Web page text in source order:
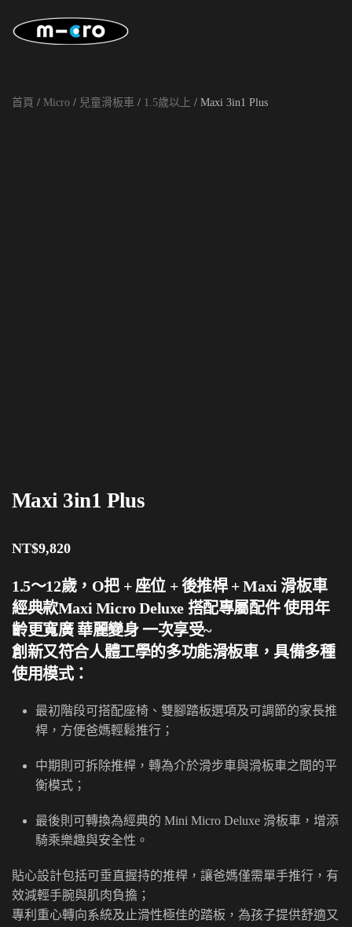
Skip to main content
首頁 / Micro / 兒童滑板車 / 1.5歲以上 / Maxi 3in1 Plus
Maxi 3in1 Plus
NT$9,820
1.5～12歲，O把 + 座位 + 後推桿 + Maxi 滑板車
經典款Maxi Micro Deluxe 搭配專屬配件 使用年
齡更寬廣 華麗變身 一次享受~
創新又符合人體工學的多功能滑板車，具備多種
使用模式：
最初階段可搭配座椅、雙腳踏板選項及可調節的家長推
桿，方便爸媽輕鬆推行；
中期則可拆除推桿，轉為介於滑步車與滑板車之間的平
衡模式；
最後則可轉換為經典的 Mini Micro Deluxe 滑板車，增添
騎乘樂趣與安全性。
貼心設計包括可垂直握持的推桿，讓爸媽僅需單手推行，有
效減輕手腕與肌肉負擔；
專利重心轉向系統及止滑性極佳的踏板，為孩子提供舒適又